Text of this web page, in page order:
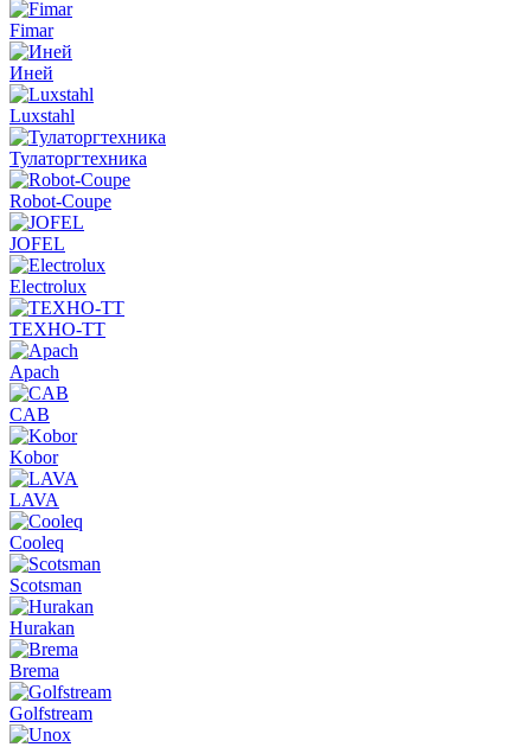
Fimar
Иней
Luxstahl
Тулаторгтехника
Robot-Coupe
JOFEL
Electrolux
ТЕХНО-ТТ
Apach
CAB
Kobor
LAVA
Cooleq
Scotsman
Hurakan
Brema
Golfstream